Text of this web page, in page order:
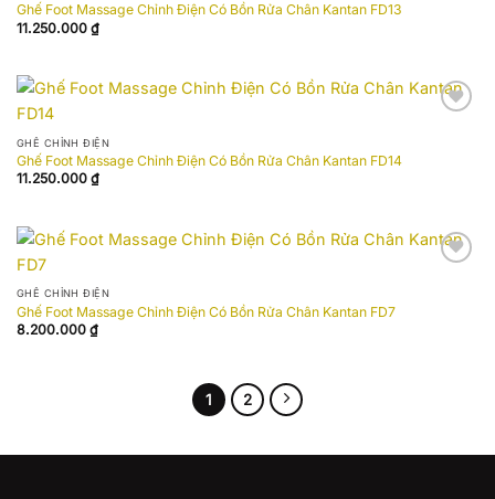
Ghế Foot Massage Chỉnh Điện Có Bồn Rửa Chân Kantan FD13
11.250.000 ₫
GHẾ CHỈNH ĐIỆN
Ghế Foot Massage Chỉnh Điện Có Bồn Rửa Chân Kantan FD14
11.250.000 ₫
GHẾ CHỈNH ĐIỆN
Ghế Foot Massage Chỉnh Điện Có Bồn Rửa Chân Kantan FD7
8.200.000 ₫
1 2